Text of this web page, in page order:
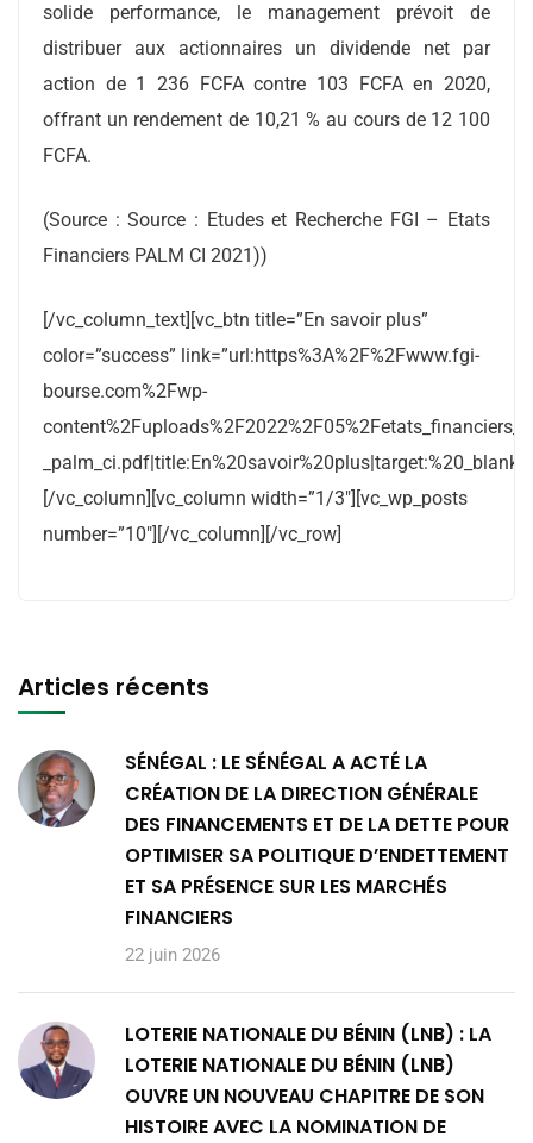
solide performance, le management prévoit de
distribuer aux actionnaires un dividende net par
action de 1 236 FCFA contre 103 FCFA en 2020,
offrant un rendement de 10,21 % au cours de 12 100
FCFA.
(Source : Source : Etudes et Recherche FGI – Etats
Financiers PALM CI 2021))
[/vc_column_text][vc_btn title=”En savoir plus”
color=”success” link=”url:https%3A%2F%2Fwww.fgi-
bourse.com%2Fwp-
[/vc_column][vc_column width=”1/3″][vc_wp_posts
number=”10″][/vc_column][/vc_row]
Articles récents
SÉNÉGAL : LE SÉNÉGAL A ACTÉ LA
CRÉATION DE LA DIRECTION GÉNÉRALE
DES FINANCEMENTS ET DE LA DETTE POUR
OPTIMISER SA POLITIQUE D’ENDETTEMENT
ET SA PRÉSENCE SUR LES MARCHÉS
FINANCIERS
22 juin 2026
LOTERIE NATIONALE DU BÉNIN (LNB) : LA
LOTERIE NATIONALE DU BÉNIN (LNB)
OUVRE UN NOUVEAU CHAPITRE DE SON
HISTOIRE AVEC LA NOMINATION DE